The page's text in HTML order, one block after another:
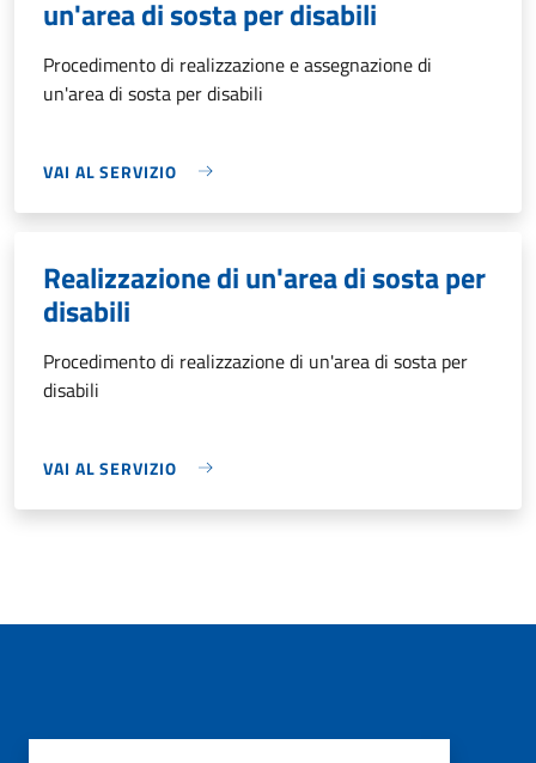
un'area di sosta per disabili
Procedimento di realizzazione e assegnazione di
un'area di sosta per disabili
VAI AL SERVIZIO
Realizzazione di un'area di sosta per
disabili
Procedimento di realizzazione di un'area di sosta per
disabili
VAI AL SERVIZIO